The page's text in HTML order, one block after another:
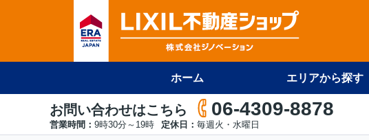
ホーム エリアから探す
お問い合わせはこちら 06-4309-8878
営業時間： 9時30分～19時 定休日： 毎週火・水曜日